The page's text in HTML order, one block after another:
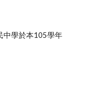
中學於本105學年